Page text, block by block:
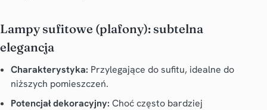
Lampy sufitowe (plafony): subtelna
elegancja
Charakterystyka: Przylegające do sufitu, idealne do
niższych pomieszczeń.
Potencjał dekoracyjny: Choć często bardziej